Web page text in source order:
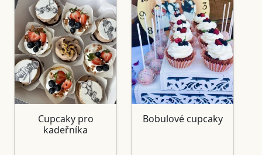
Cupcaky pro
kadeřníka
Bobulové cupcaky